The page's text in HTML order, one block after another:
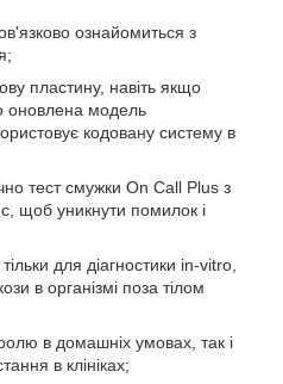
ознайомиться з
пластину, навіть якщо
оновлена модель
кодовану систему в
тест смужки On Call Plus з
щоб уникнути помилок і
для діагностики in-vitro,
в організмі поза тілом
в домашніх умовах, так і
в клініках;